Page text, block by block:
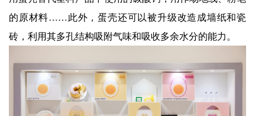
的原材料……此外，蛋壳还可以被升级改造成墙纸和瓷
砖，利用其多孔结构吸附气味和吸收多余水分的能力。